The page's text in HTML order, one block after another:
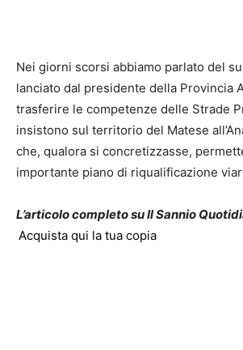
Nei giorni scorsi abbiamo parlato del
lanciato dal presidente della Provincia
trasferire le competenze delle Strade
insistono sul territorio del Matese
che, qualora si concretizzasse,
importante piano di riqualificazione
L’articolo completo su Il Sannio
Acquista qui la tua copia